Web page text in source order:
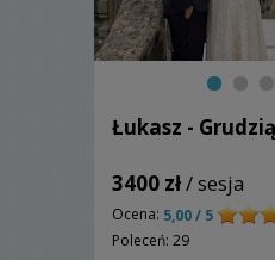
Łukasz -
3400 zł/ sesja
Ocena: 5,00 / 5
Poleceń: 29